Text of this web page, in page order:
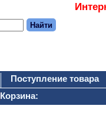
Поступление товара
Корзина: